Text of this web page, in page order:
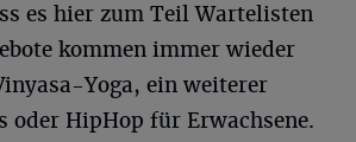
es hier zum Teil Wartelisten
kommen immer wieder
Yoga, ein weiterer
oder HipHop für Erwachsene.